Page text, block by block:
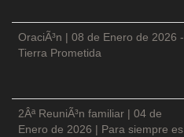
OraciÃ³n | 08 de Enero de 2026 -
Tierra Prometida
2Âª ReuniÃ³n familiar | 04 de
Enero de 2026 | Para siempre es